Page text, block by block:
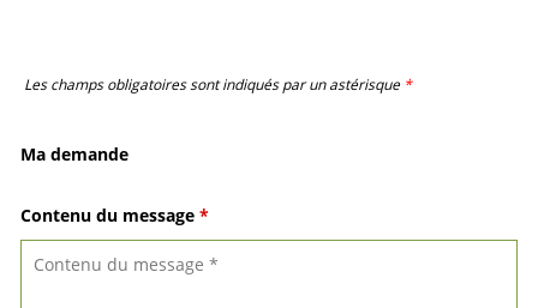
Les champs obligatoires sont indiqués par un astérisque *
Ma demande
Contenu du message *